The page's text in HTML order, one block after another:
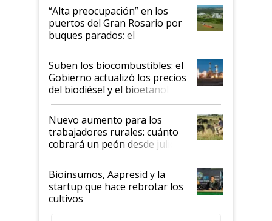
“Alta preocupación” en los
puertos del Gran Rosario por
buques parados: el
funcionamiento de las
exportadoras en tensión tras
la medida de fuerza de los
prácticos
Suben los biocombustibles: el
Gobierno actualizó los precios
del biodiésel y el bioetanol
Nuevo aumento para los
trabajadores rurales: cuánto
cobrará un peón desde julio
Bioinsumos, Aapresid y la
startup que hace rebrotar los
cultivos